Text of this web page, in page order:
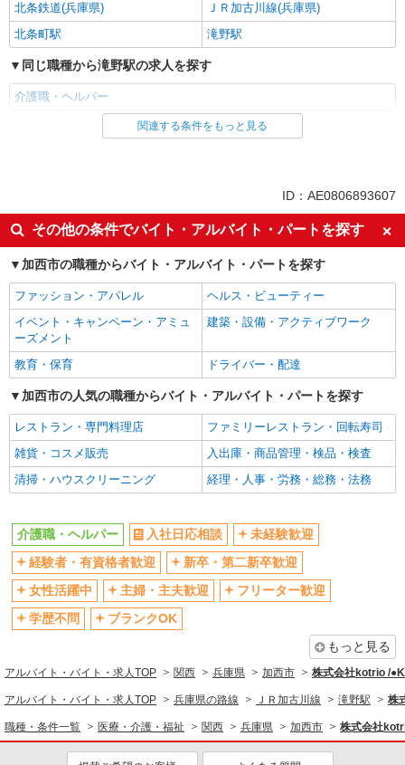
北条鉄道(兵庫県)
ＪＲ加古川線(兵庫県)
北条町駅
滝野駅
同じ職種から滝野駅の求人を探す
介護職・ヘルパー
同じ雇用形態から滝野駅の求人を探す
入社日応相談
未経験歓迎
経験者・有資格者歓迎
新卒・第二新卒歓迎
女性活躍中
主婦・主夫歓迎
フリーター歓迎
学歴不問
ブランクOK
ミドル（40代～）活躍中
エルダー（50代～）活躍中
シニア（60代～）活躍中
高収入・高額
ボーナス・賞与あり
昇給あり
完全週休2日制
フルタイム歓迎
禁煙・分煙
駅直結・駅チカ
車通勤OK
バイク通勤OK
自転車通勤OK
社会保険あり
産休・育休取得実績あり
退職金・財形貯蓄制度あり
各種手当（家族・役職・インセン
ティブなど）あり
制服貸与
研修制度あり
資格取得支援制度あり
医療・介護・福祉
介護職・ヘルパー
同じ特徴から求人を探す
関連する条件をもっと見る
ID：AE0806893607
その他の条件でバイト・アルバイト・パートを探す
加西市の職種からバイト・アルバイト・パートを探す
ファッション・アパレル
ヘルス・ビューティー
イベント・キャンペーン・アミュ
ーズメント
建築・設備・アクティブワーク
教育・保育 ドライバー・配達
加西市の人気の職種からバイト・アルバイト・パートを探す
レストラン・専門料理店
ファミリーレストラン・回転寿司
雑貨・コスメ販売
入出庫・商品管理・検品・検査
清掃・ハウスクリーニング
経理・人事・労務・総務・法務
介護職・ヘルパー 入社日応相談
未経験歓迎
経験者・有資格者歓迎
新卒・第二新卒歓迎
女性活躍中
主婦・主夫歓迎
フリーター歓迎
学歴不問
ブランクOK
もっと見る
アルバイト・バイト・求人TOP 関西 兵庫県 加西市 株式会社kotrio /
アルバイト・バイト・求人TOP 兵庫県の路線 ＪＲ加古川線 滝野駅 株
職種・条件一覧 医療・介護・福祉 関西 兵庫県 加西市 株式会社